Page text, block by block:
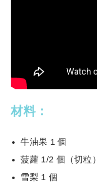
材料：
牛油果 1 個
菠蘿 1/2 個（切粒）
雪梨 1 個